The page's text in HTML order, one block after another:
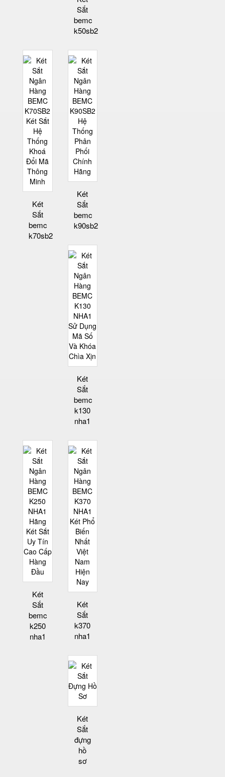
Sắt
bemc
k50sb2
Két
Sắt
bemc
k70sb2
Két
Sắt
bemc
k90sb2
Két
Sắt
bemc
k130
nha1
Két
Sắt
bemc
k250
nha1
Két
Sắt
k370
nha1
Két
Sắt
đựng
hồ
sơ